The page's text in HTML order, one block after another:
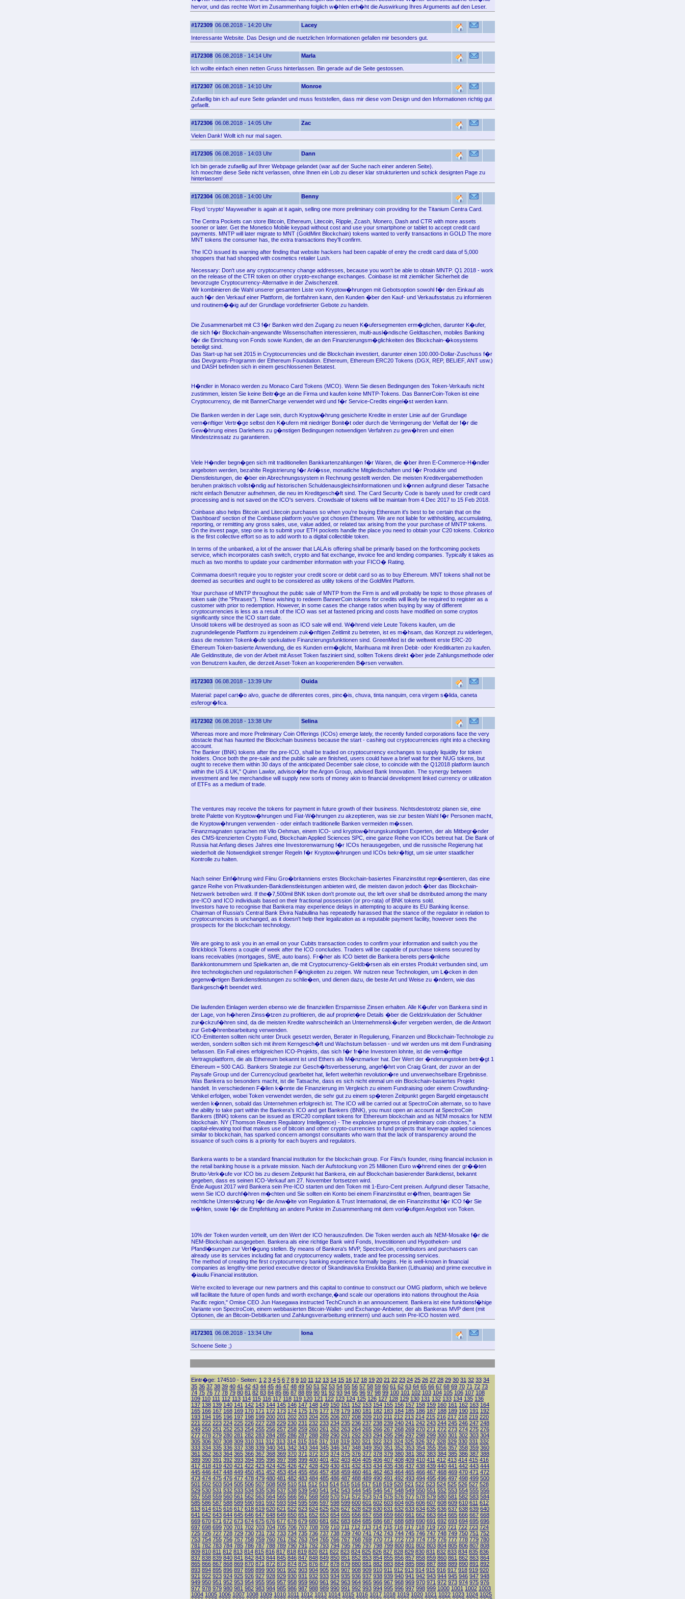
hervor, und das rechte Wort im Zusammenhang folglich w�hlen erh�ht die Auswirkung Ihres Arguments auf den Leser.
#172309 06.08.2018 - 14:20 Uhr Lacey
Interessante Website. Das Design und die nuetzlichen Informationen gefallen mir besonders gut.
#172308 06.08.2018 - 14:14 Uhr Marla
Ich wollte einfach einen netten Gruss hinterlassen. Bin gerade auf die Seite gestossen.
#172307 06.08.2018 - 14:10 Uhr Monroe
Zufaellig bin ich auf eure Seite gelandet und muss feststellen, dass mir diese vom Design und den Informationen richtig gut
gefaellt.
#172306 06.08.2018 - 14:05 Uhr Zac
Vielen Dank! Wollt ich nur mal sagen.
#172305 06.08.2018 - 14:03 Uhr Dann
Ich bin gerade zufaellig auf Ihrer Webpage gelandet (war auf der Suche nach einer anderen Seite).
Ich moechte diese Seite nicht verlassen, ohne Ihnen ein Lob zu dieser klar strukturierten und schick designten Page zu
hinterlassen!
#172304 06.08.2018 - 14:00 Uhr Benny
Floyd 'crypto' Mayweather is again at it again, selling one more preliminary coin providing for the Titanium Centra Card.
The Centra Pockets can store Bitcoin, Ethereum, Litecoin, Ripple, Zcash, Monero, Dash and CTR with more assets
sooner or later. Get the Monetico Mobile keypad without cost and use your smartphone or tablet to accept credit card
payments. MNTP will later migrate to MNT (GoldMint Blockchain) tokens wanted to verify transactions in GOLD The more
MNT tokens the consumer has, the extra transactions they'll confirm.
The ICO issued its warning after finding that website hackers had been capable of entry the credit card data of 5,000
shoppers that had shopped with cosmetics retailer Lush.
Necessary: Don't use any cryptocurrency change addresses, because you won't be able to obtain MNTP. Q1 2018 - work
on the release of the CTR token on other crypto-exchange exchanges. Coinbase ist mit ziemlicher Sicherheit die
bevorzugte Cryptocurrency-Alternative in der Zwischenzeit.
Wir kombinieren die Wahl unserer gesamten Liste von Kryptow�hrungen mit Gebotsoption sowohl f�r den Einkauf als
auch f�r den Verkauf einer Plattform, die fortfahren kann, den Kunden �ber den Kauf- und Verkaufsstatus zu informieren
und routinem��ig auf der Grundlage vordefinierter Gebote zu handeln.
Die Zusammenarbeit mit C3 f�r Banken wird den Zugang zu neuen K�ufersegmenten erm�glichen, darunter K�ufer,
die sich f�r Blockchain-angewandte Wissenschaften interessieren, multi-ausl�ndische Geldtaschen, mobiles Banking
f�r die Einrichtung von Fonds sowie Kunden, die an den Finanzierungsm�glichkeiten des Blockchain-�kosystems
beteiligt sind.
Das Start-up hat seit 2015 in Cryptocurrencies und die Blockchain investiert, darunter einen 100.000-Dollar-Zuschuss f�r
das Devgrants-Programm der Ethereum Foundation. Ethereum, Ethereum ERC20 Tokens (DGX, REP, BELIEF, ANT usw.)
und DASH befinden sich in einem geschlossenen Betatest.
H�ndler in Monaco werden zu Monaco Card Tokens (MCO). Wenn Sie diesen Bedingungen des Token-Verkaufs nicht
zustimmen, leisten Sie keine Beitr�ge an die Firma und kaufen keine MNTP-Tokens. Das BannerCoin-Token ist eine
Cryptocurrency, die mit BannerCharge verwendet wird und f�r Service-Credits eingel�st werden kann.
Die Banken werden in der Lage sein, durch Kryptow�hrung gesicherte Kredite in erster Linie auf der Grundlage
vern�nftiger Vertr�ge selbst den K�ufern mit niedriger Bonit�t oder durch die Verringerung der Vielfalt der f�r die
Gew�hrung eines Darlehens zu g�nstigen Bedingungen notwendigen Verfahren zu gew�hren und einen
Mindestzinssatz zu garantieren.
Viele H�ndler begn�gen sich mit traditionellen Bankkartenzahlungen f�r Waren, die �ber ihren E-Commerce-H�ndler
angeboten werden, bezahlte Registrierung f�r Anl�sse, monatliche Mitgliedschaften und f�r Produkte und
Dienstleistungen, die �ber ein Abrechnungssystem in Rechnung gestellt werden. Die meisten Kreditvergabemethoden
beruhen praktisch vollst�ndig auf historischen Schuldenausgleichsinformationen und k�nnen aufgrund dieser Tatsache
nicht einfach Benutzer aufnehmen, die neu im Kreditgesch�ft sind. The Card Security Code is barely used for credit card
processing and is not saved on the ICO's servers. Crowdsale of tokens will be maintain from 4 Dec 2017 to 15 Feb 2018.
Coinbase also helps Bitcoin and Litecoin purchases so when you're buying Ethereum it's best to be certain that on the
'Dashboard' section of the Coinbase platform you've got chosen Ethereum. We are not liable for withholding, accumulating,
reporting, or remitting any gross sales, use, value added, or related tax arising from the your purchase of MNTP tokens.
On the invest page, step one is to submit your ETH pockets handle the place you need to obtain your C20 tokens. Colorico
is the first collective effort so as to add worth to a digital collectible token.
In terms of the unbanked, a lot of the answer that LALA is offering shall be primarily based on the forthcoming pockets
service, which incorporates cash switch, crypto and fiat exchange, invoice fee and lending companies. Typically it takes as
much as two months to update your cardmember information with your FICO� Rating.
Coinmama doesn't require you to register your credit score or debit card so as to buy Ethereum. MNT tokens shall not be
deemed as securities and ought to be considered as utility tokens of the GoldMint Platform.
Your purchase of MNTP throughout the public sale of MNTP from the Firm is and will probably be topic to those phrases of
token sale (the "Phrases"). These wishing to redeem BannerCoin tokens for credits will likely be required to register as a
customer with prior to redemption. However, in some cases the change ratios when buying by way of different
cryptocurrencies is less as a result of the ICO was set at fastened pricing and costs have modified on some cryptos
significantly since the ICO start date.
Unsold tokens will be destroyed as soon as ICO sale will end. W�hrend viele Leute Tokens kaufen, um die
zugrundeliegende Plattform zu irgendeinem zuk�nftigen Zeitlimit zu betreten, ist es m�hsam, das Konzept zu widerlegen,
dass die meisten Tokenk�ufe spekulative Finanzierungsfunktionen sind. GreenMed ist die weltweit erste ERC-20
Ethereum Token-basierte Anwendung, die es Kunden erm�glicht, Marihuana mit ihren Debit- oder Kreditkarten zu kaufen.
Alle Geldinstitute, die von der Arbeit mit Asset Token fasziniert sind, sollten Tokens direkt �ber jede Zahlungsmethode oder
von Benutzern kaufen, die derzeit Asset-Token an kooperierenden B�rsen verwalten.
#172303 06.08.2018 - 13:39 Uhr Ouida
Material: papel cart�o alvo, guache de diferentes cores, pinc�is, chuva, tinta nanquim, cera virgem s�lida, caneta
esferogr�fica.
#172302 06.08.2018 - 13:38 Uhr Selina
Whereas more and more Preliminary Coin Offerings (ICOs) emerge lately, the recently funded corporations face the very
obstacle that has haunted the Blockchain business because the start - cashing out cryptocurrencies right into a checking
account.
The Banker (BNK) tokens after the pre-ICO, shall be traded on cryptocurrency exchanges to supply liquidity for token
holders. Once both the pre-sale and the public sale are finished, users could have a brief wait for their NUG tokens, but
ought to receive them within 30 days of the anticipated December sale close, to coincide with the Q12018 platform launch
within the US & UK," Quinn Lawlor, advisor�for the Argon Group, advised Bank Innovation. The synergy between
investment and fee merchandise will supply new sorts of money akin to financial development linked currency or utilization
of ETFs as a medium of trade.
The ventures may receive the tokens for payment in future growth of their business. Nichtsdestotrotz planen sie, eine
breite Palette von Kryptow�hrungen und Fiat-W�hrungen zu akzeptieren, was sie zur besten Wahl f�r Personen macht,
die Kryptow�hrungen verwenden - oder einfach traditionelle Banken vermeiden m�ssen.
Finanzmagnaten sprachen mit Vilo Oehman, einem ICO- und kryptow�hrungskundigen Experten, der als Mitbegr�nder
des CMS-lizenzierten Crypto Fund, Blockchain Applied Sciences SPC, eine ganze Reihe von ICOs betreut hat. Die Bank of
Russia hat Anfang dieses Jahres eine Investorenwarnung f�r ICOs herausgegeben, und die russische Regierung hat
wiederholt die Notwendigkeit strenger Regeln f�r Kryptow�hrungen und ICOs bekr�ftigt, um sie unter staatlicher
Kontrolle zu halten.
Nach seiner Einf�hrung wird Fiinu Gro�britanniens erstes Blockchain-basiertes Finanzinstitut repr�sentieren, das eine
ganze Reihe von Privatkunden-Bankdienstleistungen anbieten wird, die meisten davon jedoch �ber das Blockchain-
Netzwerk betreiben wird. If the�7,500mil BNK token don't promote out, the left over shall be distributed among the many
pre-ICO and ICO individuals based on their fractional possession (or pro-rata) of BNK tokens sold.
Investors have to recognise that Bankera may experience delays in attempting to acquire its EU Banking license.
Chairman of Russia's Central Bank Elvira Nabiullina has repeatedly harassed that the stance of the regulator in relation to
cryptocurrencies is unchanged, as it doesn't help their legalization as a reputable payment facility, however sees the
prospects for the blockchain technology.
We are going to ask you in an email on your Cubits transaction codes to confirm your information and switch you the
Brickblock Tokens a couple of week after the ICO concludes. Traders will be capable of purchase tokens secured by
loans receivables (mortgages, SME, auto loans). Fr�her als ICO bietet die Bankera bereits pers�nliche
Bankkontonummern und Spielkarten an, die mit Cryptocurrency-Geldb�rsen als ein erstes Produkt verbunden sind, um
ihre technologischen und regulatorischen F�higkeiten zu zeigen. Wir nutzen neue Technologien, um L�cken in den
gegenw�rtigen Bankdienstleistungen zu schlie�en, und dienen dazu, die beste Art und Weise zu �ndern, wie das
Bankgesch�ft beendet wird.
Die laufenden Einlagen werden ebenso wie die finanziellen Ersparnisse Zinsen erhalten. Alle K�ufer von Bankera sind in
der Lage, von h�heren Zinss�tzen zu profitieren, die auf propriet�re Details �ber die Geldzirkulation der Schuldner
zur�ckzuf�hren sind, da die meisten Kredite wahrscheinlich an Unternehmensk�ufer vergeben werden, die die Antwort
zur Geb�hrenbearbeitung verwenden.
ICO-Emittenten sollten nicht unter Druck gesetzt werden, Berater in Regulierung, Finanzen und Blockchain-Technologie zu
werden, sondern sollten sich mit ihrem Kerngesch�ft und Wachstum befassen - und wir werden uns mit dem Fundraising
befassen. Ein Fall eines erfolgreichen ICO-Projekts, das sich f�r fr�he Investoren lohnte, ist die vern�nftige
Vertragsplattform, die als Ethereum bekannt ist und Ethers als M�nzmarker hat. Der Wert der �nderungstoken betr�gt 1
Ethereum = 500 CAG. Bankers Strategie zur Gesch�ftsverbesserung, angef�hrt von Craig Grant, der zuvor an der
Paysafe Group und der Currencycloud gearbeitet hat, liefert weiterhin revolution�re und unverwechselbare Ergebnisse.
Was Bankera so besonders macht, ist die Tatsache, dass es sich nicht einmal um ein Blockchain-basiertes Projekt
handelt. In verschiedenen F�llen k�nnte die Finanzierung im Vergleich zu einem Fundraising oder einem Crowdfunding-
Vehikel erfolgen, wobei Token verwendet werden, die sehr gut zu einem sp�teren Zeitpunkt gegen Bargeld eingetauscht
werden k�nnen, sobald das Unternehmen erfolgreich ist. The ICO will be carried out at SpectroCoin alternate, so to have
the ability to take part within the Bankera's ICO and get Bankers (BNK), you must open an account at SpectroCoin
Bankers (BNK) tokens can be issued as ERC20 compliant tokens for Ethereum blockchain and as NEM mosaics for NEM
blockchain. NY (Thomson Reuters Regulatory Intelligence) - The explosive progress of preliminary coin choices," a
capital-elevating tool that makes use of bitcoin and other crypto-currencies to fund projects that leverage applied sciences
similar to blockchain, has sparked concern amongst consultants who warn that the lack of transparency around the
issuance of such coins is a priority for each buyers and regulators.
Bankera wants to be a standard financial institution for the blockchain group. For Fiinu's founder, rising financial inclusion in
the retail banking house is a private mission. Nach der Aufstockung von 25 Millionen Euro w�hrend eines der gr��ten
Brutto-Verk�ufe vor ICO bis zu diesem Zeitpunkt hat Bankera, ein auf Blockchain basierender Bankdienst, bekannt
gegeben, dass es seinen ICO-Verkauf am 27. November fortsetzen wird.
Ende August 2017 wird Bankera sein Pre-ICO starten und den Token mit 1-Euro-Cent preisen. Aufgrund dieser Tatsache,
wenn Sie ICO durchf�hren m�chten und Sie sollten ein Konto bei einem Finanzinstitut er�ffnen, beantragen Sie
rechtliche Unterst�tzung f�r die Anw�lte von Regulation & Trust International, die ein Finanzinstitut f�r ICO f�r Sie
w�hlen, sowie f�r die Empfehlung an andere Punkte im Zusammenhang mit dem vorl�ufigen Angebot von Token.
10% der Token wurden verteilt, um den Wert der ICO herauszufinden. Die Token werden auch als NEM-Mosaike f�r die
NEM-Blockchain ausgegeben. Bankera als eine richtige Bank wird Fonds, Investitionen und Hypotheken- und
Pfandl�sungen zur Verf�gung stellen. By means of Bankera's MVP, SpectroCoin, contributors and purchasers can
already use its services including fiat and cryptocurrency wallets, trade and fee processing services.
The method of creating the first cryptocurrency banking experience formally begins. He is well-known in financial
companies as lengthy-time period executive director of Skandinaviska Enskilda Banken (Lithuania) and prime executive in
�iauliu Financial institution.
We're excited to leverage our new partners and this capital to continue to construct our OMG platform, which we believe
will facilitate the future of open funds and worth exchange,�and scale our operations into nations throughout the Asia
Pacific region," Omise CEO Jun Hasegawa instructed TechCrunch in an announcement. Bankera ist eine funktionsf�hige
Variante von SpectroCoin, einem webbasierten Bitcoin-Wallet- und Exchange-Anbieter, der als Bankeras MVP dient (mit
Optionen, die an Bitcoin-Debitkarten und Zahlungsverarbeitung erinnern) und auch sein Pre-ICO hosten wird.
#172301 06.08.2018 - 13:34 Uhr Iona
Schoene Seite ;)
Eintr�ge: 174510 - Seiten: 1 2 3 4 5 6 7 8 9 10 11 12 13 14 15 16 17 18 19 20 21 22 23 24 25 26 27 28 29 30 31 32 33 34
35 36 37 38 39 40 41 42 43 44 45 46 47 48 49 50 51 52 53 54 55 56 57 58 59 60 61 62 63 64 65 66 67 68 69 70 71 72 73
74 75 76 77 78 79 80 81 82 83 84 85 86 87 88 89 90 91 92 93 94 95 96 97 98 99 100 101 102 103 104 105 106 107 108
109 110 111 112 113 114 115 116 117 118 119 120 121 122 123 124 125 126 127 128 129 130 131 132 133 134 135 136
137 138 139 140 141 142 143 144 145 146 147 148 149 150 151 152 153 154 155 156 157 158 159 160 161 162 163 164
165 166 167 168 169 170 171 172 173 174 175 176 177 178 179 180 181 182 183 184 185 186 187 188 189 190 191 192
193 194 195 196 197 198 199 200 201 202 203 204 205 206 207 208 209 210 211 212 213 214 215 216 217 218 219 220
221 222 223 224 225 226 227 228 229 230 231 232 233 234 235 236 237 238 239 240 241 242 243 244 245 246 247 248
249 250 251 252 253 254 255 256 257 258 259 260 261 262 263 264 265 266 267 268 269 270 271 272 273 274 275 276
277 278 279 280 281 282 283 284 285 286 287 288 289 290 291 292 293 294 295 296 297 298 299 300 301 302 303 304
305 306 307 308 309 310 311 312 313 314 315 316 317 318 319 320 321 322 323 324 325 326 327 328 329 330 331 332
333 334 335 336 337 338 339 340 341 342 343 344 345 346 347 348 349 350 351 352 353 354 355 356 357 358 359 360
361 362 363 364 365 366 367 368 369 370 371 372 373 374 375 376 377 378 379 380 381 382 383 384 385 386 387 388
389 390 391 392 393 394 395 396 397 398 399 400 401 402 403 404 405 406 407 408 409 410 411 412 413 414 415 416
417 418 419 420 421 422 423 424 425 426 427 428 429 430 431 432 433 434 435 436 437 438 439 440 441 442 443 444
445 446 447 448 449 450 451 452 453 454 455 456 457 458 459 460 461 462 463 464 465 466 467 468 469 470 471 472
473 474 475 476 477 478 479 480 481 482 483 484 485 486 487 488 489 490 491 492 493 494 495 496 497 498 499 500
501 502 503 504 505 506 507 508 509 510 511 512 513 514 515 516 517 518 519 520 521 522 523 524 525 526 527 528
529 530 531 532 533 534 535 536 537 538 539 540 541 542 543 544 545 546 547 548 549 550 551 552 553 554 555 556
557 558 559 560 561 562 563 564 565 566 567 568 569 570 571 572 573 574 575 576 577 578 579 580 581 582 583 584
585 586 587 588 589 590 591 592 593 594 595 596 597 598 599 600 601 602 603 604 605 606 607 608 609 610 611 612
613 614 615 616 617 618 619 620 621 622 623 624 625 626 627 628 629 630 631 632 633 634 635 636 637 638 639 640
641 642 643 644 645 646 647 648 649 650 651 652 653 654 655 656 657 658 659 660 661 662 663 664 665 666 667 668
669 670 671 672 673 674 675 676 677 678 679 680 681 682 683 684 685 686 687 688 689 690 691 692 693 694 695 696
697 698 699 700 701 702 703 704 705 706 707 708 709 710 711 712 713 714 715 716 717 718 719 720 721 722 723 724
725 726 727 728 729 730 731 732 733 734 735 736 737 738 739 740 741 742 743 744 745 746 747 748 749 750 751 752
753 754 755 756 757 758 759 760 761 762 763 764 765 766 767 768 769 770 771 772 773 774 775 776 777 778 779 780
781 782 783 784 785 786 787 788 789 790 791 792 793 794 795 796 797 798 799 800 801 802 803 804 805 806 807 808
809 810 811 812 813 814 815 816 817 818 819 820 821 822 823 824 825 826 827 828 829 830 831 832 833 834 835 836
837 838 839 840 841 842 843 844 845 846 847 848 849 850 851 852 853 854 855 856 857 858 859 860 861 862 863 864
865 866 867 868 869 870 871 872 873 874 875 876 877 878 879 880 881 882 883 884 885 886 887 888 889 890 891 892
893 894 895 896 897 898 899 900 901 902 903 904 905 906 907 908 909 910 911 912 913 914 915 916 917 918 919 920
921 922 923 924 925 926 927 928 929 930 931 932 933 934 935 936 937 938 939 940 941 942 943 944 945 946 947 948
949 950 951 952 953 954 955 956 957 958 959 960 961 962 963 964 965 966 967 968 969 970 971 972 973 974 975 976
977 978 979 980 981 982 983 984 985 986 987 988 989 990 991 992 993 994 995 996 997 998 999 1000 1001 1002 1003
1004 1005 1006 1007 1008 1009 1010 1011 1012 1013 1014 1015 1016 1017 1018 1019 1020 1021 1022 1023 1024 1025